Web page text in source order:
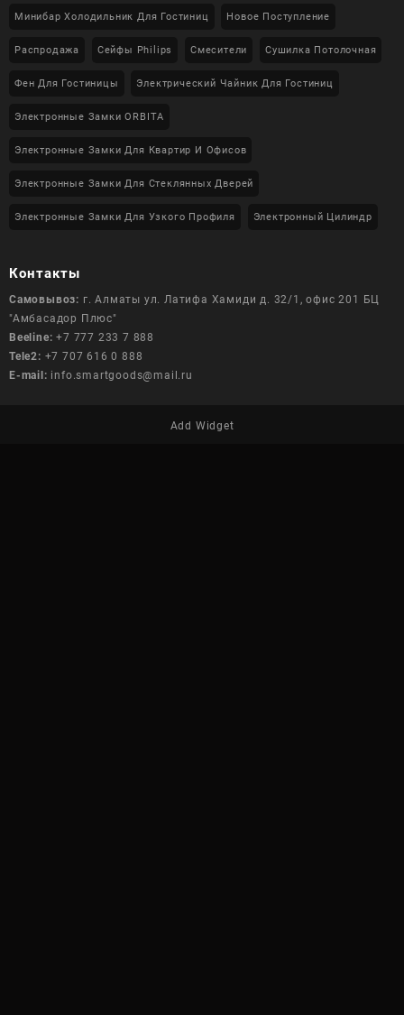
Минибар Холодильник Для Гостиниц Новое Поступление
Распродажа Сейфы Philips Смесители Сушилка Потолочная
Фен Для Гостиницы Электрический Чайник Для Гостиниц
Электронные Замки ORBITA
Электронные Замки Для Квартир И Офисов
Электронные Замки Для Стеклянных Дверей
Электронные Замки Для Узкого Профиля Электронный Цилиндр
Контакты
Самовывоз: г. Алматы ул. Латифа Хамиди д. 32/1, офис 201 БЦ
"Амбасадор Плюс"
Beeline: +7 777 233 7 888
Tele2: +7 707 616 0 888
E-mail: info.smartgoods@mail.ru
Add Widget